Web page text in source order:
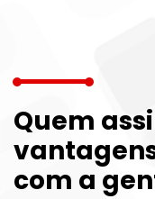
Quem
com a